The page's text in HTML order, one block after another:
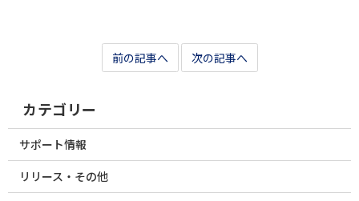
前の記事へ 次の記事へ
カテゴリー
サポート情報
リリース・その他